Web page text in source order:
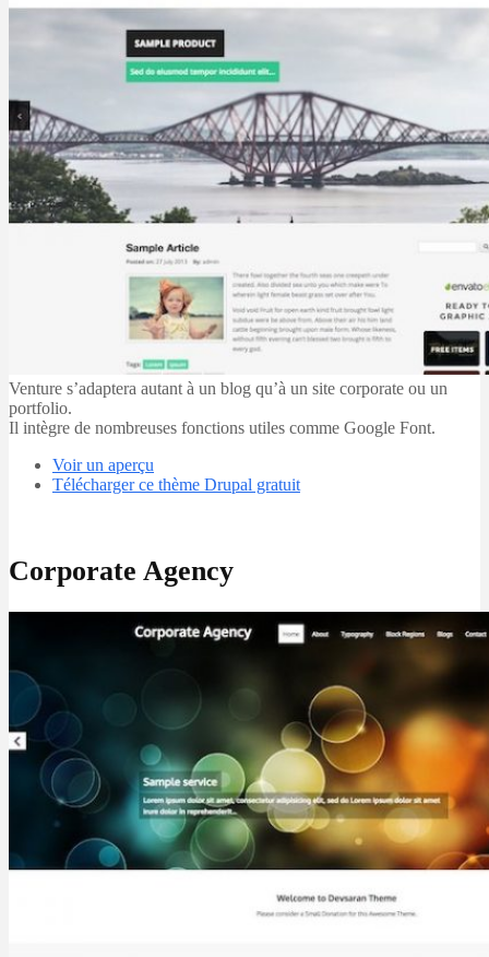
Venture s’adaptera autant à un blog qu’à un site corporate ou un
portfolio.
Il intègre de nombreuses fonctions utiles comme Google Font.
Voir un aperçu
Télécharger ce thème Drupal gratuit
Corporate Agency